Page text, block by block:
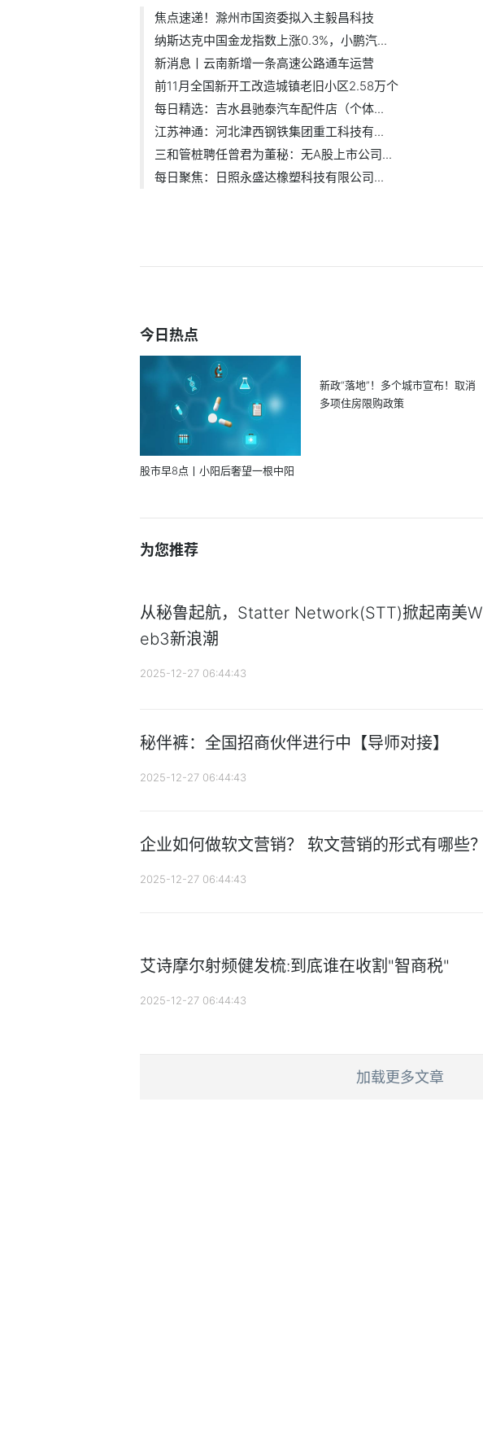
焦点速递！滁州市国资委拟入主毅昌科技
纳斯达克中国金龙指数上涨0.3%，小鹏汽...
新消息丨云南新增一条高速公路通车运营
前11月全国新开工改造城镇老旧小区2.58万个
每日精选：吉水县驰泰汽车配件店（个体...
江苏神通：河北津西钢铁集团重工科技有...
三和管桩聘任曾君为董秘：无A股上市公司...
每日聚焦：日照永盛达橡塑科技有限公司...
今日热点
股市早8点丨小阳后奢望一根中阳
新政“落地”！多个城市宣布！取消
多项住房限购政策
为您推荐
从秘鲁起航，Statter Network(STT)掀起南美W
eb3新浪潮
2025-12-27 06:44:43
秘伴裤：全国招商伙伴进行中【导师对接】
2025-12-27 06:44:43
企业如何做软文营销？ 软文营销的形式有哪些？
2025-12-27 06:44:43
艾诗摩尔射频健发梳:到底谁在收割"智商税"
2025-12-27 06:44:43
加载更多文章